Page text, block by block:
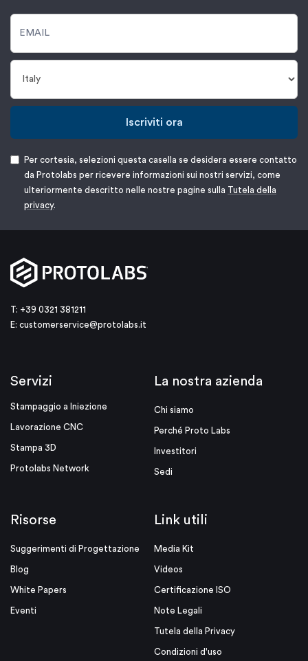
Iscriviti ora
Per cortesia, selezioni questa casella se desidera essere contatto
da Protolabs per ricevere informazioni sui nostri servizi, come
ulteriormente descritto nelle nostre pagine sulla Tutela della
privacy.
T: +39 0321 381211
E: customerservice@protolabs.it
Servizi
Stampaggio a Iniezione
Lavorazione CNC
Stampa 3D
Protolabs Network
La nostra azienda
Chi siamo
Perché Proto Labs
Investitori
Sedi
Risorse
Suggerimenti di Progettazione
Blog
White Papers
Eventi
Link utili
Media Kit
Videos
Certificazione ISO
Note Legali
Tutela della Privacy
Condizioni d'uso